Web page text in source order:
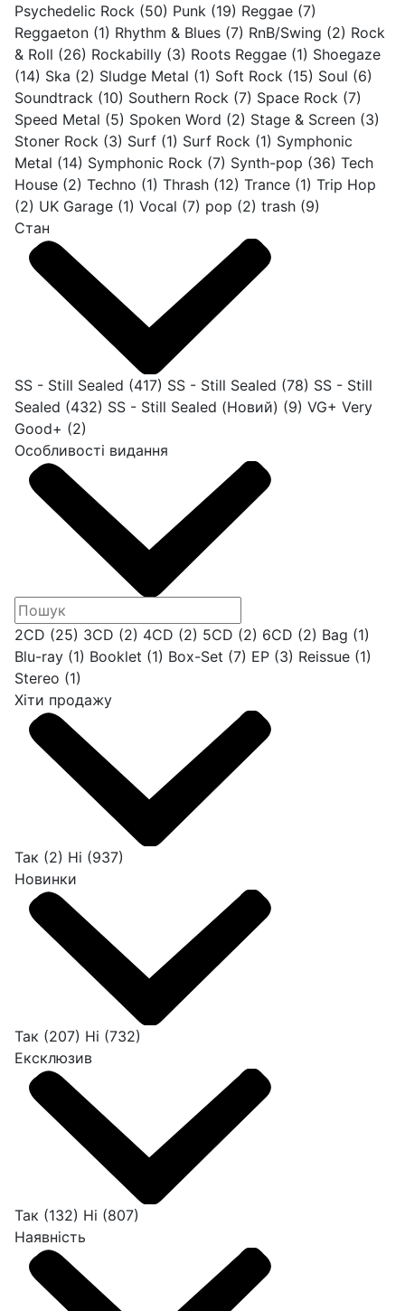
Psychedelic Rock (50) Punk (19) Reggae (7)
Reggaeton (1) Rhythm & Blues (7) RnB/Swing (2) Rock
& Roll (26) Rockabilly (3) Roots Reggae (1) Shoegaze
(14) Ska (2) Sludge Metal (1) Soft Rock (15) Soul (6)
Soundtrack (10) Southern Rock (7) Space Rock (7)
Speed Metal (5) Spoken Word (2) Stage & Screen (3)
Stoner Rock (3) Surf (1) Surf Rock (1) Symphonic
Metal (14) Symphonic Rock (7) Synth-pop (36) Tech
House (2) Techno (1) Thrash (12) Trance (1) Trip Hop
(2) UK Garage (1) Vocal (7) pop (2) trash (9)
Стан
SS - Still Sealed (417) SS - Still Sealed (78) SS - Still
Sealed (432) SS - Still Sealed (Новий) (9) VG+ Very
Good+ (2)
Особливості видання
2CD (25) 3CD (2) 4CD (2) 5CD (2) 6CD (2) Bag (1)
Blu-ray (1) Booklet (1) Box-Set (7) EP (3) Reissue (1)
Stereo (1)
Хіти продажу
Так (2) Ні (937)
Новинки
Так (207) Ні (732)
Ексклюзив
Так (132) Ні (807)
Наявність